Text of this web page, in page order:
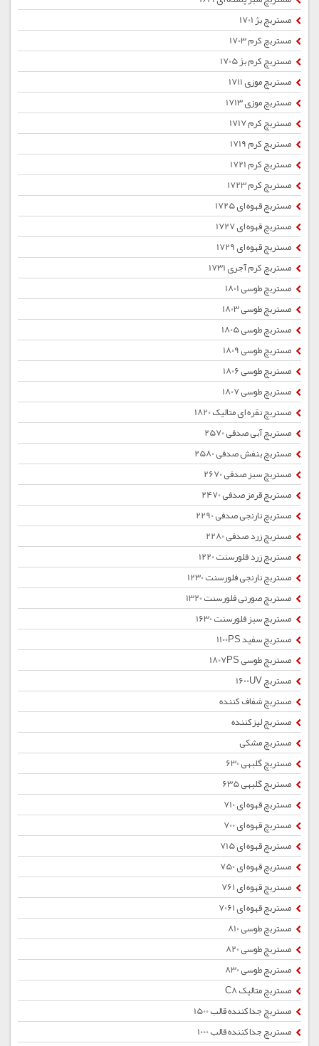
مستربچ بژ 1701
مستربچ کرم 1703
مستربچ کرم بژ 1705
مستربچ موزی 1711
مستربچ موزی 1713
مستربچ کرم 1717
مستربچ کرم 1719
مستربچ کرم 1721
مستربچ کرم 1723
مستربچ قهوه ای 1725
مستربچ قهوه ای 1727
مستربچ قهوه ای 1729
مستربچ کرم آجری 1731
مستربچ طوسی 1801
مستربچ طوسی 1803
مستربچ طوسی 1805
مستربچ طوسی 1809
مستربچ طوسی 1806
مستربچ طوسی 1807
مستربچ نقره ای متالیک 1820
مستربچ آبی صدفی 2570
مستربچ بنفش صدفی 2580
مستربچ سبز صدفی 2670
مستربچ قرمز صدفی 2470
مستربچ نارنجی صدفی 2290
مستربچ زرد صدفی 2280
مستربچ زرد فلورسنت 1220
مستربچ نارنجی فلورسنت 1230
مستربچ صورتی فلورسنت 1320
مستربچ سبز فلورسنت 1630
مستربچ سفید 1100PS
مستربچ طوسی 1807PS
مستربچ 1600UV
مستربچ شفاف کننده
مستربچ لیزکننده
مستربچ مشکی
مستربچ گلبهی 630
مستربچ گلبهی 635
مستربچ قهوه ای 710
مستربچ قهوه ای 700
مستربچ قهوه ای 715
مستربچ قهوه ای 750
مستربچ قهوه ای 761
مستربچ قهوه ای 7061
مستربچ طوسی 810
مستربچ طوسی 820
مستربچ طوسی 830
مستربچ متالیک C8
مستربچ جداکننده قالب 1500
مستربچ جداکننده قالب 1000